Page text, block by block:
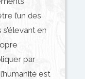
l’un des
en
par
est